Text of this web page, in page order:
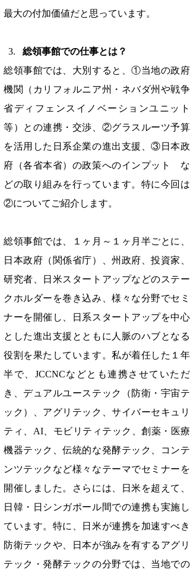
最大の付加価値だと思っています。
総領事館での仕事とは？
総領事館では、大別すると、①当地の政府
機関（カリフォルニア州・ネバダ州や戦争
省ディフェンスイノベーションユニット
等）との連携・交渉、②グラスルーツ予算
を活用した日系企業の進出支援、③日本政
府（各省本省）の政策へのインプット　な
どの取り組みを行っています。特に今回は
②についてご紹介します。
総領事館では、１ヶ月～１ヶ月半ごとに、
日本政府（関係省庁）、州政府、投資家、
研究者、日米スタートアップなどのステー
クホルダーを巻き込み、様々な分野でセミ
ナーを開催し、日系スタートアップを中心
とした進出支援とともに人脈のハブとなる
役割を果たしています。私が着任した１年
半で、JCCNCなどとも連携させていただ
き、デュアルユーステック（防衛・宇宙テ
ック）、アグリテック、サイバーセキュリ
ティ、AI、モビリティテック、創薬・医療
機器テック、伝統的な発酵テック、コンテ
ンツテックなど様々なテーマでセミナーを
開催しました。さらには、日米を超えて、
日韓・日シンガポール間での連携も実施し
ています。特に、日米が連携を加速すべき
防衛テックや、日本が強みを有するアグリ
テック・発酵テックの分野では、当地での